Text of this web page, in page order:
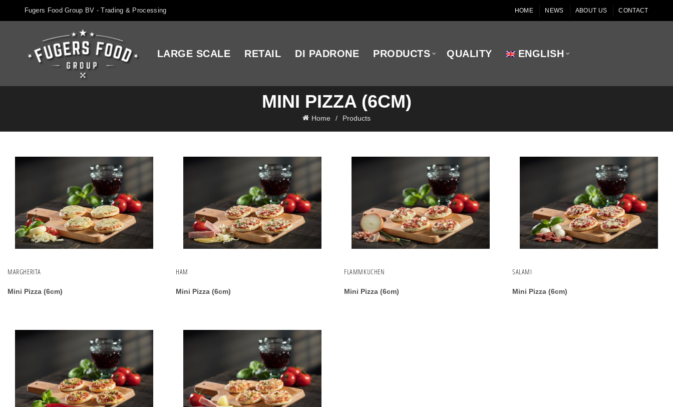
Fugers Food Group BV - Trading & Processing HOME NEWS ABOUT US CONTACT
LARGE SCALE RETAIL DI PADRONE PRODUCTS QUALITY ENGLISH
MINI PIZZA (6CM)
Home Products
MARGHERITA
Mini Pizza (6cm)
HAM
Mini Pizza (6cm)
FLAMMKUCHEN
Mini Pizza (6cm)
SALAMI
Mini Pizza (6cm)